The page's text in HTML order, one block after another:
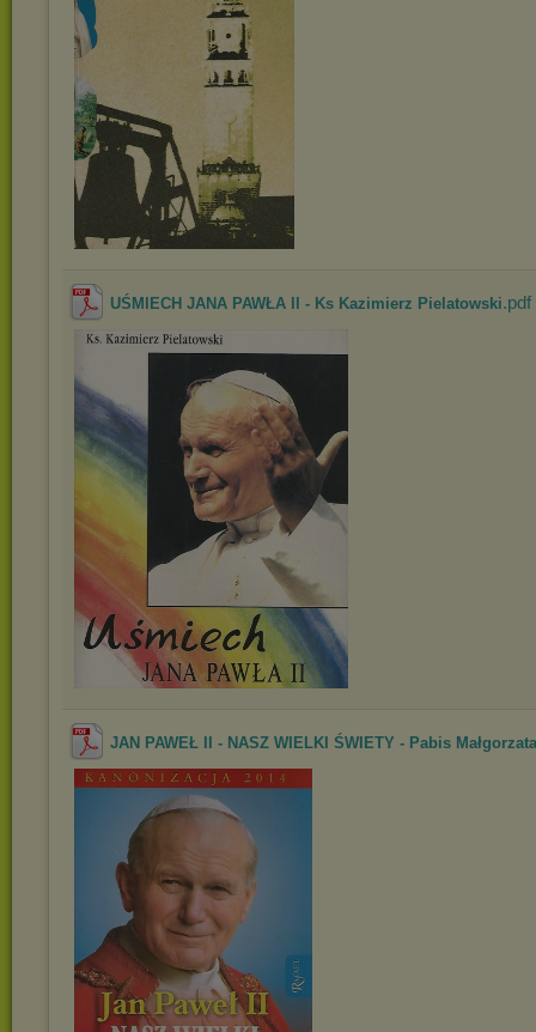
UŚMIECH JANA PAWŁA II - Ks Kazimierz Pielatowski.pdf
JAN PAWEŁ II - NASZ WIELKI ŚWIETY - Pabis Małgorzata